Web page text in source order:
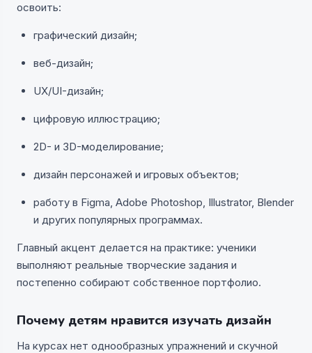
освоить:
графический дизайн;
веб-дизайн;
UX/UI-дизайн;
цифровую иллюстрацию;
2D- и 3D-моделирование;
дизайн персонажей и игровых объектов;
работу в Figma, Adobe Photoshop, Illustrator, Blender
и других популярных программах.
Главный акцент делается на практике: ученики
выполняют реальные творческие задания и
постепенно собирают собственное портфолио.
Почему детям нравится изучать дизайн
На курсах нет однообразных упражнений и скучной